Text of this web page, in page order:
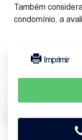
Também
condomínio, a
Imprimir